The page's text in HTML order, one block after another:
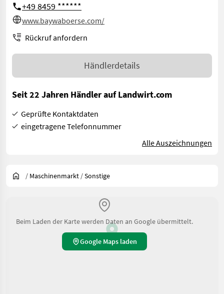
+49 8459 ******
www.baywaboerse.com/
Rückruf anfordern
Händlerdetails
Seit 22 Jahren Händler auf Landwirt.com
Geprüfte Kontaktdaten
eingetragene Telefonnummer
Alle Auszeichnungen
/ Maschinenmarkt /Sonstige
Beim Laden der Karte werden Daten an Google übermittelt.
Google Maps laden